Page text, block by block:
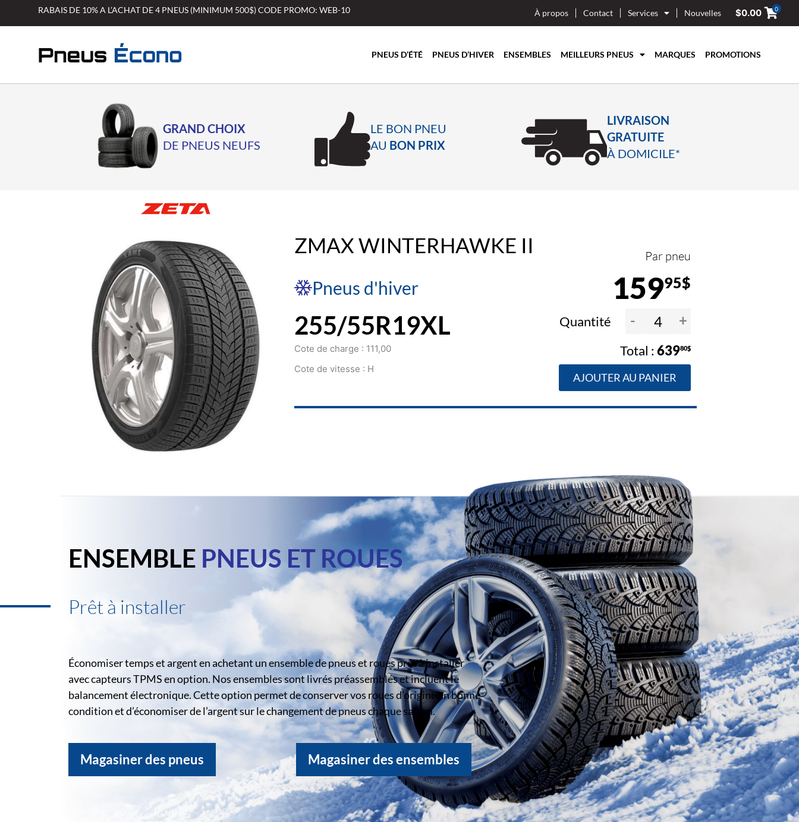
RABAIS DE 10% A L’ACHAT DE 4 PNEUS (MINIMUM 500$) CODE PROMO: WEB-10 À propos Contact Services Nouvelles $0.00 0
PNEUS D’ÉTÉ PNEUS D’HIVER ENSEMBLES MEILLEURS PNEUS MARQUES PROMOTIONS
GRAND CHOIX
DE PNEUS NEUFS
LE BON PNEU
AU BON PRIX
LIVRAISON
GRATUITE
À DOMICILE*
ZMAX WINTERHAWKE II
Pneus d'hiver
Par pneu
15995$
255/55R19XL
Cote de charge : 111,00
Cote de vitesse : H
Quantité - +
63980$
AJOUTER AU PANIER
ENSEMBLE PNEUS ET ROUES
Prêt à installer
Économiser temps et argent en achetant un ensemble de pneus et roues prêt à installer
avec capteurs TPMS en option. Nos ensembles sont livrés préassemblés et incluent le
balancement électronique. Cette option permet de conserver vos roues d’origine en bonne
condition et d’économiser de l’argent sur le changement de pneus chaque saison.
Magasiner des pneus Magasiner des ensembles